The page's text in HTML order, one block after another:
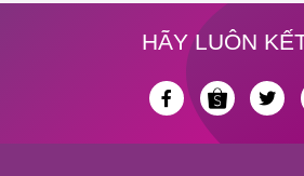
HÃY LUÔN